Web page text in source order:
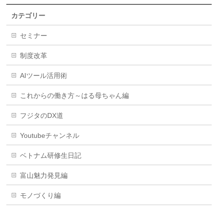
カテゴリー
セミナー
制度改革
AIツール活用術
これからの働き方～はる母ちゃん編
フジタのDX道
Youtubeチャンネル
ベトナム研修生日記
富山魅力発見編
モノづくり編